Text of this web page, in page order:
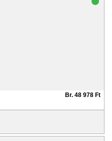
Br. 48 978 Ft